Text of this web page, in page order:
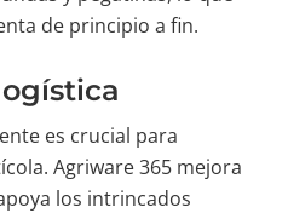
de principio a fin.
es crucial para
Agriware 365 mejora
los intrincados